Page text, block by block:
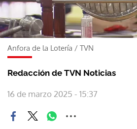
Anfora de la Lotería / TVN
Redacción de TVN Noticias
16 de marzo 2025 - 15:37